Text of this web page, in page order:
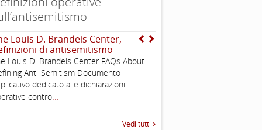
Louis D. Brandeis Center,
di antisemitismo
Louis D. Brandeis Center FAQs About
Anti-Semitism Documento
dedicato alle dichiarazioni
contro...
Vedi tutti